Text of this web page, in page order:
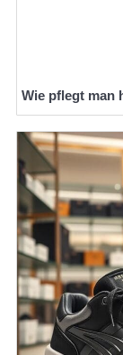
Wie pflegt man